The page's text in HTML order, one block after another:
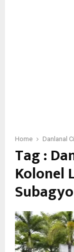
Home Danlanal
Tag :
Kolonel
Subagyo